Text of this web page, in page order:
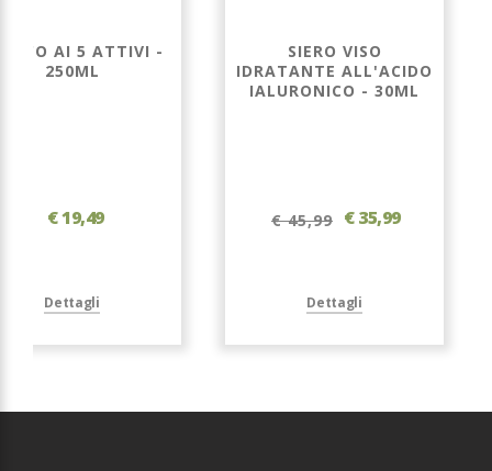
AI 5 ATTIVI -
250ML
€ 19,49
Dettagli
SIERO VISO
IDRATANTE ALL'ACIDO
IALURONICO - 30ML
€ 45,99 € 35,99
Dettagli